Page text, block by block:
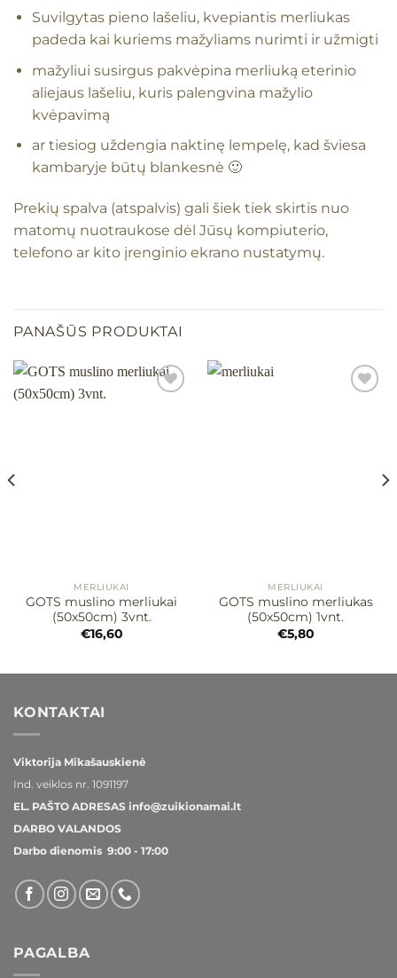
Suvilgytas pieno lašeliu, kvepiantis merliukas
padeda kai kuriems mažyliams nurimti ir užmigti
mažyliui susirgus pakvėpina merliuką eterinio
aliejaus lašeliu, kuris palengvina mažylio
kvėpavimą
ar tiesiog uždengia naktinę lempelę, kad šviesa
kambaryje būtų blankesnė 🙂
Prekių spalva (atspalvis) gali šiek tiek skirtis nuo
matomų nuotraukose dėl Jūsų kompiuterio,
telefono ar kito įrenginio ekrano nustatymų.
PANAŠŪS PRODUKTAI
MERLIUKAI
GOTS muslino merliukai
(50x50cm) 3vnt.
€16,60
MERLIUKAI
GOTS muslino merliukas
(50x50cm) 1vnt.
€5,80
KONTAKTAI
Viktorija Mikašauskienė
Ind. veiklos nr. 1091197
EL. PAŠTO ADRESAS info@zuikionamai.lt
DARBO VALANDOS
Darbo dienomis 9:00 - 17:00
PAGALBA